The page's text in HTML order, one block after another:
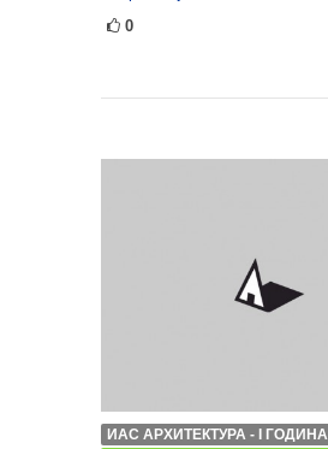
0
ИАС АРХИТЕКТУРА - I ГОДИНА